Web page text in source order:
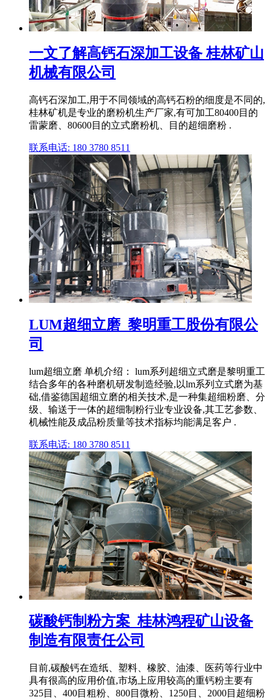
一文了解高钙石深加工设备 桂林矿山
机械有限公司
高钙石深加工,用于不同领域的高钙石粉的细度是不同的,
桂林矿机是专业的磨粉机生产厂家,有可加工80400目的
雷蒙磨、80600目的立式磨粉机、目的超细磨粉 .
联系电话: 180 3780 8511
LUM超细立磨_黎明重工股份有限公
司
lum超细立磨 单机介绍： lum系列超细立式磨是黎明重工
结合多年的各种磨机研发制造经验,以lm系列立式磨为基
础,借鉴德国超细立磨的相关技术,是一种集超细粉磨、分
级、输送于一体的超细制粉行业专业设备,其工艺参数、
机械性能及成品粉质量等技术指标均能满足客户 .
联系电话: 180 3780 8511
碳酸钙制粉方案_桂林鸿程矿山设备
制造有限责任公司
目前,碳酸钙在造纸、塑料、橡胶、油漆、医药等行业中
具有很高的应用价值,市场上应用较高的重钙粉主要有
325目、400目粗粉、800目微粉、1250目、2000目超细粉